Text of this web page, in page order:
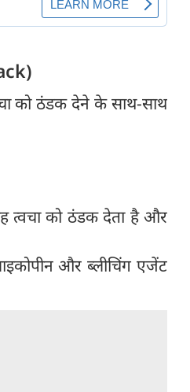
को ठंडक देने के साथ-साथ
त्वचा को ठंडक देता है और
और ब्लीचिंग एजेंट